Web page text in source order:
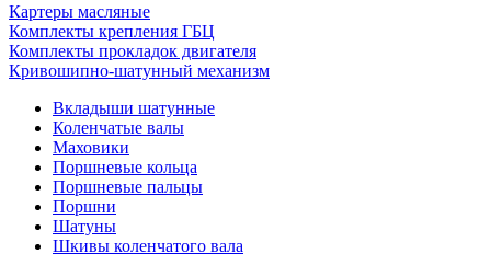
Картеры масляные
Комплекты крепления ГБЦ
Комплекты прокладок двигателя
Кривошипно-шатунный механизм
Вкладыши шатунные
Коленчатые валы
Маховики
Поршневые кольца
Поршневые пальцы
Поршни
Шатуны
Шкивы коленчатого вала